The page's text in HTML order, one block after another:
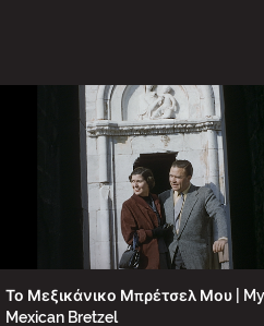
Το Μεξικάνικο Μπρέτσελ Μου | My
Mexican Bretzel